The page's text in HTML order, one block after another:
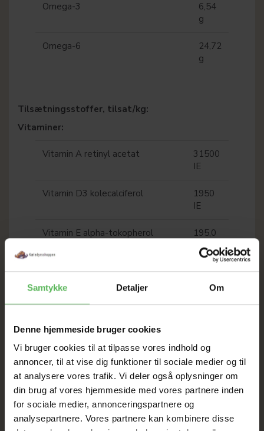
Samtykke Detaljer Om
Denne hjemmeside bruger cookies
Vi bruger cookies til at tilpasse vores indhold og
annoncer, til at vise dig funktioner til sociale medier og til
at analysere vores trafik. Vi deler også oplysninger om
din brug af vores hjemmeside med vores partnere inden
for sociale medier, annonceringspartnere og
analysepartnere. Vores partnere kan kombinere disse
Omega-3
6,54
g
Omega-6
24,72
g
Tilsætningsstoffer, tilsat/kg:
Vitaminer:
Vitamin A retinyl acetat
31500
IE
Vitamin D3 kolecalciferol
1950
IE
Vitamin E alpha-tokopherol
195,0
mg
Vitamin C L-askorbinsyre
50,0
Vitamin B2
13,0
mg
Vitamin B6 2,6 mg
Niacin
27,95